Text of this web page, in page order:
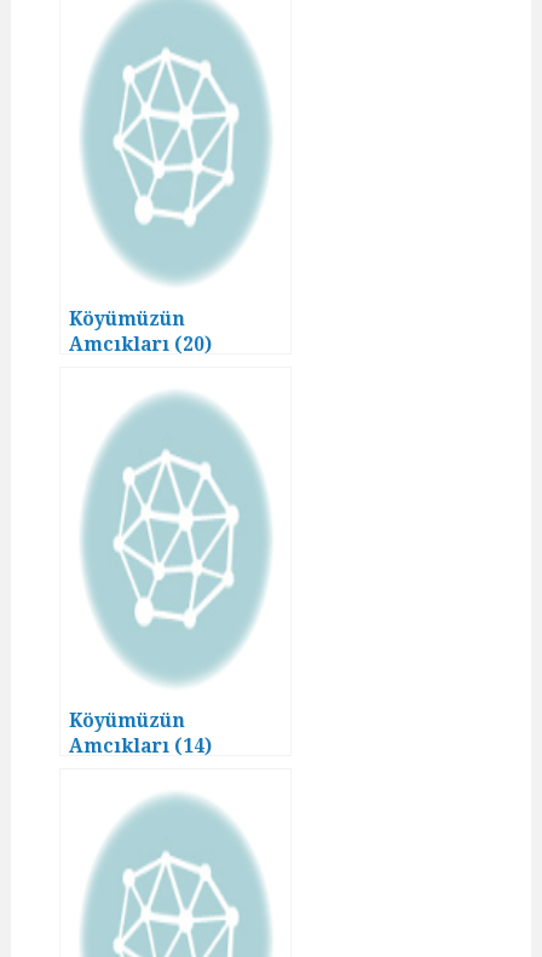
Köyümüzün
Amcıkları (20)
Köyümüzün
Amcıkları (14)